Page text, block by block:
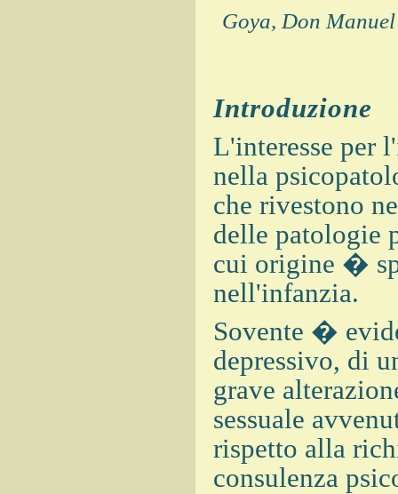
Goya, Don
Introduzione
L'interesse per
nella
che rivestono
delle patologie
cui origine �
nell'infanzia.
Sovente �
depressivo, di
grave
sessuale
rispetto alla
consulenza